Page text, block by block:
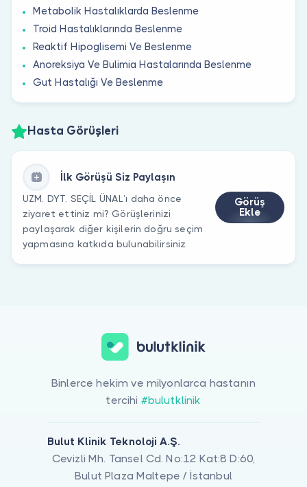
Metabolik Hastalıklarda Beslenme
Troid Hastalıklarında Beslenme
Reaktif Hipoglisemi Ve Beslenme
Anoreksiya Ve Bulimia Hastalarında Beslenme
Gut Hastalığı Ve Beslenme
Hasta Görüşleri
İlk Görüşü Siz Paylaşın
UZM. DYT. SEÇİL ÜNAL’ı daha önce
ziyaret ettiniz mi? Görüşlerinizi
paylaşarak diğer kişilerin doğru seçim
yapmasına katkıda bulunabilirsiniz.
Görüş
Ekle
Binlerce hekim ve milyonlarca hastanın
tercihi #bulutklinik
Bulut Klinik Teknoloji A.Ş.
Cevizli Mh. Tansel Cd. No:12 Kat:8 D:60,
Bulut Plaza Maltepe / İstanbul